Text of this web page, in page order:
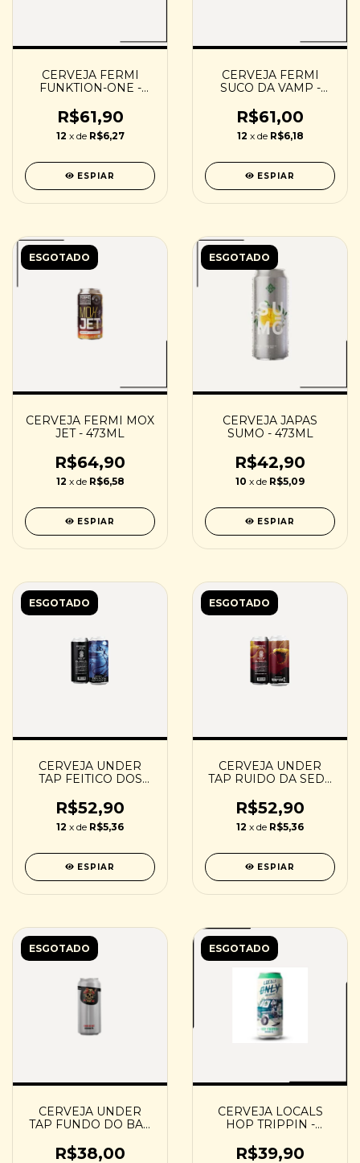
CERVEJA FERMI
FUNKTION-ONE -
R$61,90
12 x de R$6,27
ESPIAR
CERVEJA FERMI
SUCO DA VAMP -
R$61,00
12 x de R$6,18
ESPIAR
ESGOTADO
CERVEJA FERMI MOX
JET - 473ML
R$64,90
12 x de R$6,58
ESPIAR
ESGOTADO
CERVEJA JAPAS
SUMO - 473ML
R$42,90
10 x de R$5,09
ESPIAR
ESGOTADO
CERVEJA UNDER
TAP FEITICO DOS
R$52,90
12 x de R$5,36
ESPIAR
ESGOTADO
CERVEJA UNDER
TAP RUIDO DA SEDE
R$52,90
12 x de R$5,36
ESPIAR
ESGOTADO
CERVEJA UNDER
TAP FUNDO DO BAÚ
R$38,00
ESGOTADO
CERVEJA LOCALS
HOP TRIPPIN -
R$39,90